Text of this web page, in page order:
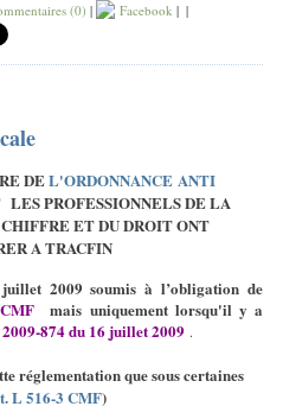
(0) | Facebook | |
DEL'ORDONNANCE ANTI
LES PROFESSIONNELS DE LA
ET DU DROIT ONT
A TRACFIN
2009 soumis à l’obligation de
mais uniquement lorsqu'il y a
2009-874 du 16 juillet 2009 .
réglementation que sous certaines
L 516-3 CMF)